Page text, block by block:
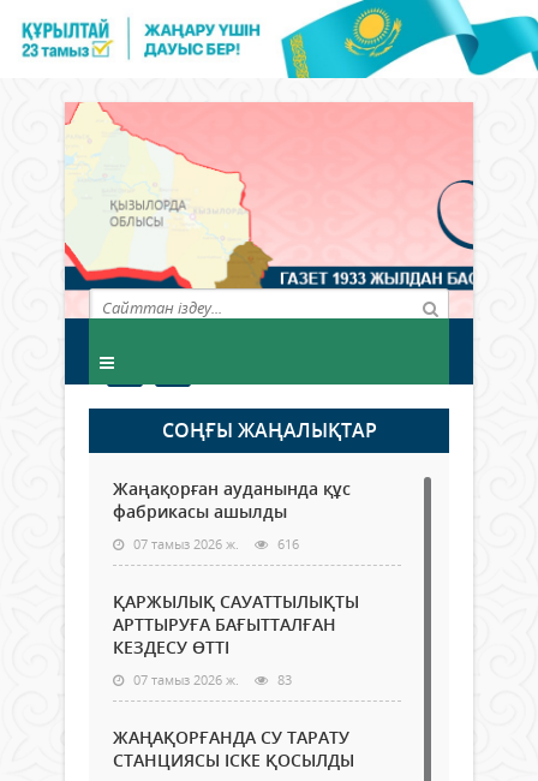
СОҢҒЫ ЖАҢАЛЫҚТАР
Жаңақорған ауданында құс
фабрикасы ашылды
07 тамыз 2026 ж. 616
ҚАРЖЫЛЫҚ САУАТТЫЛЫҚТЫ
АРТТЫРУҒА БАҒЫТТАЛҒАН
КЕЗДЕСУ ӨТТІ
07 тамыз 2026 ж. 83
ЖАҢАҚОРҒАНДА СУ ТАРАТУ
СТАНЦИЯСЫ ІСКЕ ҚОСЫЛДЫ